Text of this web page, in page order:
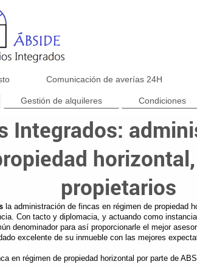
Comunicación de averías 24H
Gestión de alquileres Condiciones
Integrados:
propietarios
la administración de fincas en régimen de propiedad
Con tacto y diplomacia, y actuando como
denominador para así proporcionarle el mejor
excelente de su inmueble con las mejores
en régimen de propiedad horizontal por parte de